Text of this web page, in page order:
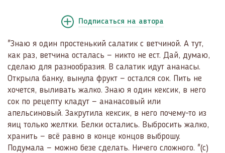
Подписаться на автора
"Знаю я один простенький салатик с ветчиной. А тут,
как раз, ветчина осталась — никто не ест. Дай, думаю,
сделаю для разнообразия. В салатик идут ананасы.
Открыла банку, вынула фрукт — остался сок. Пить не
хочется, выливать жалко. Знаю я один кексик, в него
сок по рецепту кладут — ананасовый или
апельсиновый. Закрутила кексик, в него почему-то из
яиц только желтки. Белки остались. Выбросить жалко,
хранить — всё равно в конце концов выброшу.
Подумала — можно безе сделать. Ничего сложного. "(с)